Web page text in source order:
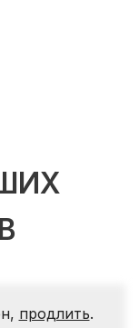
продлить.